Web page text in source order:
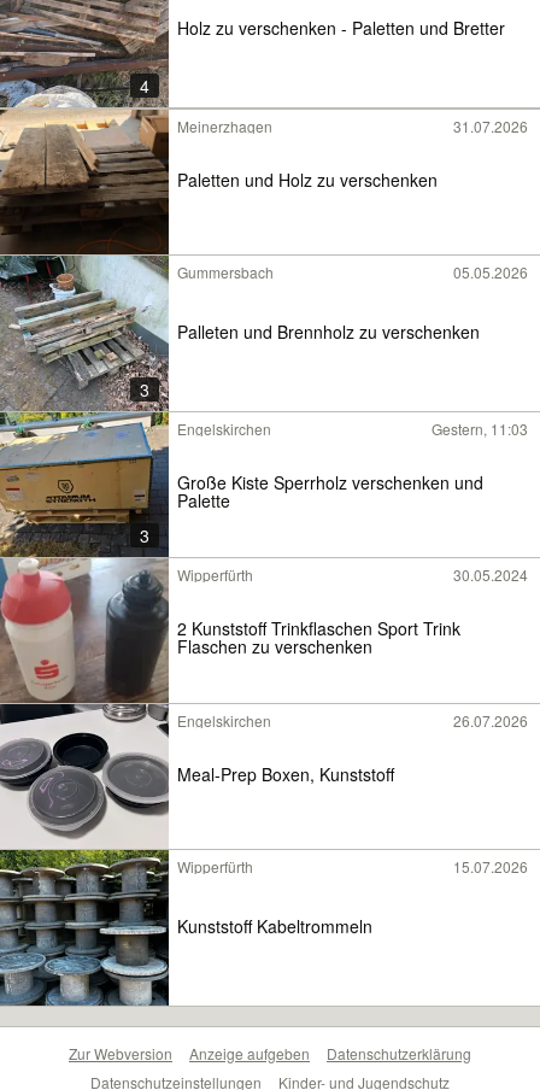
4
Holz zu verschenken - Paletten und Bretter
Meinerzhagen 31.07.2026
Paletten und Holz zu verschenken
3
Gummersbach 05.05.2026
Palleten und Brennholz zu verschenken
3
Engelskirchen Gestern, 11:03
Große Kiste Sperrholz verschenken und
Palette
Wipperfürth 30.05.2024
2 Kunststoff Trinkflaschen Sport Trink
Flaschen zu verschenken
Engelskirchen 26.07.2026
Meal-Prep Boxen, Kunststoff
Wipperfürth 15.07.2026
Kunststoff Kabeltrommeln
Zur Webversion Anzeige aufgeben
Datenschutzerklärung
Datenschutzeinstellungen
Kinder- und Jugendschutz